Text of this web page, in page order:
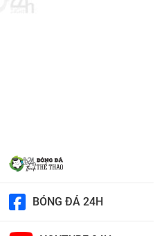
BÓNG ĐÁ 24H